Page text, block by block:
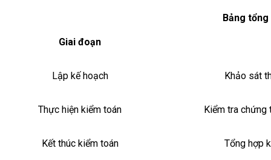
Bảng
Giai đoạn
Lập kế hoạch Khảo sát
Thực hiện kiểm toán Kiểm tra
Kết thúc kiểm toán Tổng hợp